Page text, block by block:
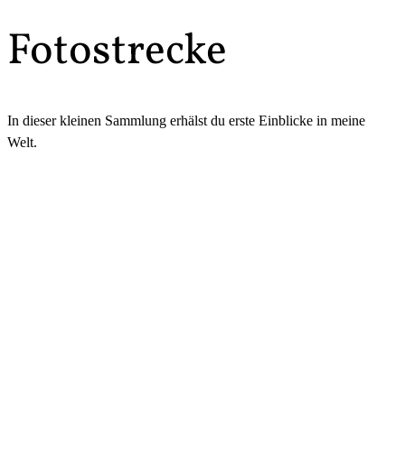
Fotostrecke
In dieser kleinen Sammlung erhälst du erste Einblicke in meine
Welt.